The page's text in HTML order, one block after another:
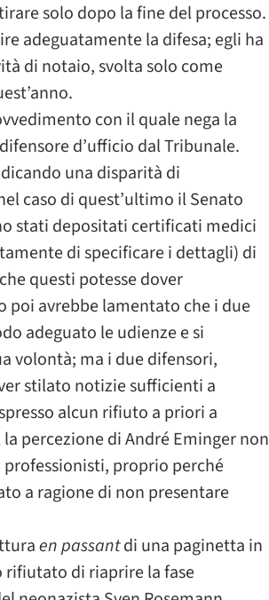
solo dopo la fine del processo.
adeguatamente la difesa; egli ha
di notaio, svolta solo come
con il quale nega la
d’ufficio dal Tribunale.
una disparità di
caso di quest’ultimo il Senato
stati depositati certificati medici
di specificare i dettagli) di
questi potesse dover
poi avrebbe lamentato che i due
adeguato le udienze e si
volontà; ma i due difensori,
stilato notizie sufficienti a
alcun rifiuto a priori a
percezione di André Eminger non
proprio perché
a ragione di non presentare
en passantdi una paginetta in
rifiutato di riaprire la fase